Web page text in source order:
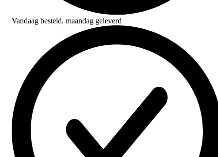
Vandaag besteld, maandag geleverd